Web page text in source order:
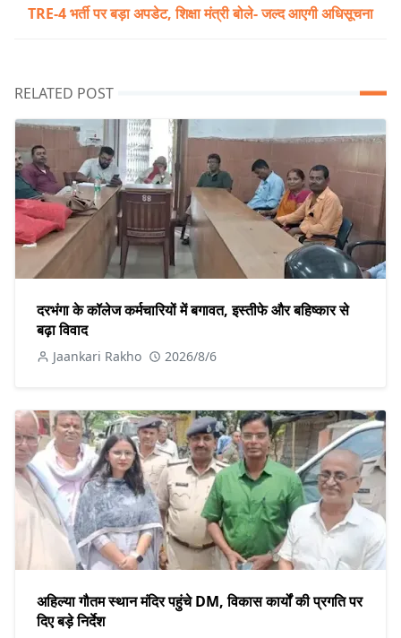
TRE-4 भर्ती पर बड़ा अपडेट, शिक्षा मंत्री बोले- जल्द आएगी अधिसूचना
RELATED POST
दरभंगा के कॉलेज कर्मचारियों में बगावत, इस्तीफे और बहिष्कार से
बढ़ा विवाद
Jaankari Rakho 2026/8/6
अहिल्या गौतम स्थान मंदिर पहुंचे DM, विकास कार्यों की प्रगति पर
दिए बड़े निर्देश